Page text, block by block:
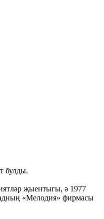
булды.
җыентыгы, ә 1977
«Мелодия» фирмасы